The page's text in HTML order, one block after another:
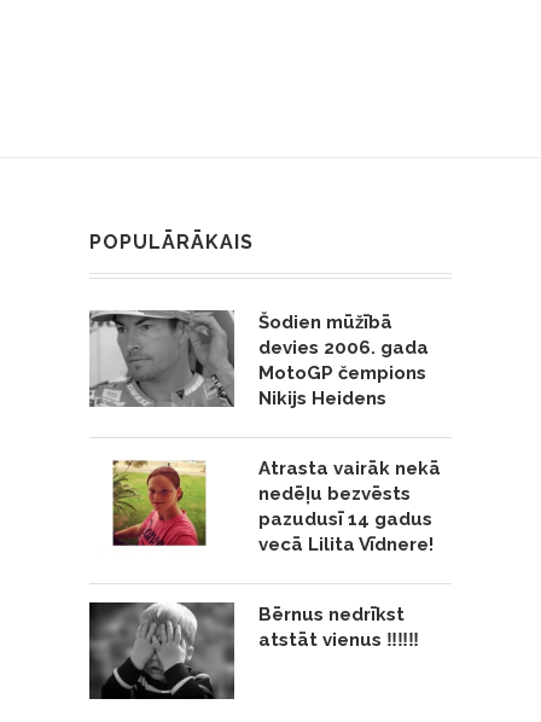
POPULĀRĀKAIS
Šodien mūžībā
devies 2006. gada
MotoGP čempions
Nikijs Heidens
Atrasta vairāk nekā
nedēļu bezvēsts
pazudusī 14 gadus
vecā Lilita Vīdnere!
Bērnus nedrīkst
atstāt vienus ‼️‼️‼️